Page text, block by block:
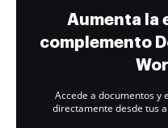
Aumenta la
complemento
Accede a documentos y
directamente desde tus